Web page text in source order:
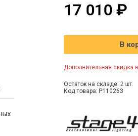
17 010 ₽
В
Дополнительная скидка
Остаток на складе: 2 шт.
Код товара: P110263